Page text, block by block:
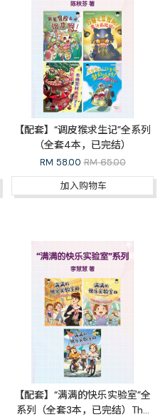
【配套】“调皮猴求生记”全系列
（全套4本，已完结）
RM 58.00 RM 65.00
加入购物车
【配套】“满满的快乐实验室”全
系列（全套3本，已完结）The